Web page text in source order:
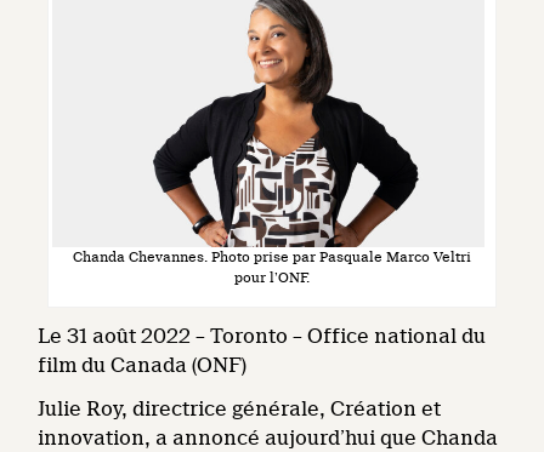
Chanda Chevannes. Photo prise par Pasquale Marco Veltri
pour l’ONF.
Le 31 août 2022 – Toronto – Office national du
film du Canada (ONF)
Julie Roy, directrice générale, Création et
innovation, a annoncé aujourd’hui que Chanda